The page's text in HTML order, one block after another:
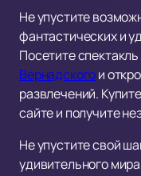
Не упустите
фантастических и
Посетите
Вернадскогои
развлечений.
сайте и получите
Не упустите свой
удивительного